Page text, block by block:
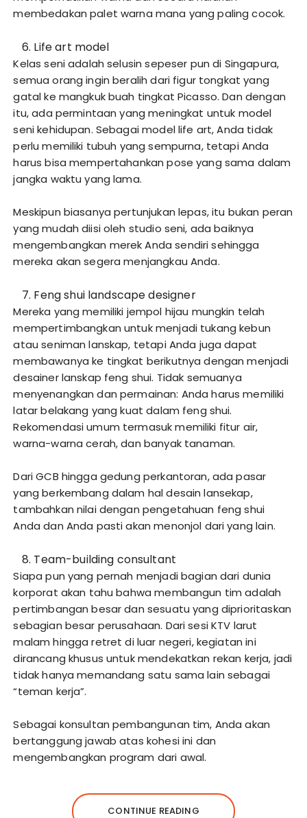
membedakan palet warna mana yang paling cocok.
Life art model
Kelas seni adalah selusin sepeser pun di Singapura,
semua orang ingin beralih dari figur tongkat yang
gatal ke mangkuk buah tingkat Picasso. Dan dengan
itu, ada permintaan yang meningkat untuk model
seni kehidupan. Sebagai model life art, Anda tidak
perlu memiliki tubuh yang sempurna, tetapi Anda
harus bisa mempertahankan pose yang sama dalam
jangka waktu yang lama.
Meskipun biasanya pertunjukan lepas, itu bukan peran
yang mudah diisi oleh studio seni, ada baiknya
mengembangkan merek Anda sendiri sehingga
mereka akan segera menjangkau Anda.
Feng shui landscape designer
Mereka yang memiliki jempol hijau mungkin telah
mempertimbangkan untuk menjadi tukang kebun
atau seniman lanskap, tetapi Anda juga dapat
membawanya ke tingkat berikutnya dengan menjadi
desainer lanskap feng shui. Tidak semuanya
menyenangkan dan permainan: Anda harus memiliki
latar belakang yang kuat dalam feng shui.
Rekomendasi umum termasuk memiliki fitur air,
warna-warna cerah, dan banyak tanaman.
Dari GCB hingga gedung perkantoran, ada pasar
yang berkembang dalam hal desain lansekap,
tambahkan nilai dengan pengetahuan feng shui
Anda dan Anda pasti akan menonjol dari yang lain.
Team-building consultant
Siapa pun yang pernah menjadi bagian dari dunia
korporat akan tahu bahwa membangun tim adalah
pertimbangan besar dan sesuatu yang diprioritaskan
sebagian besar perusahaan. Dari sesi KTV larut
malam hingga retret di luar negeri, kegiatan ini
dirancang khusus untuk mendekatkan rekan kerja, jadi
tidak hanya memandang satu sama lain sebagai
“teman kerja”.
Sebagai konsultan pembangunan tim, Anda akan
bertanggung jawab atas kohesi ini dan
mengembangkan program dari awal.
CONTINUE READING